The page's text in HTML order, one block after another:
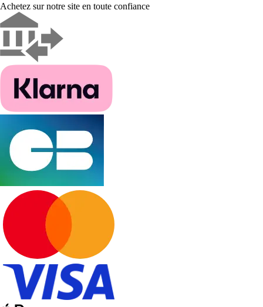
Achetez sur notre site en toute confiance